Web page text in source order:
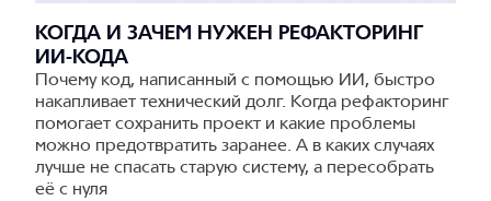
КОГДА И ЗАЧЕМ НУЖЕН РЕФАКТОРИНГ
ИИ-КОДА
Почему код, написанный с помощью ИИ, быстро
накапливает технический долг. Когда рефакторинг
помогает сохранить проект и какие проблемы
можно предотвратить заранее. А в каких случаях
лучше не спасать старую систему, а пересобрать
её с нуля